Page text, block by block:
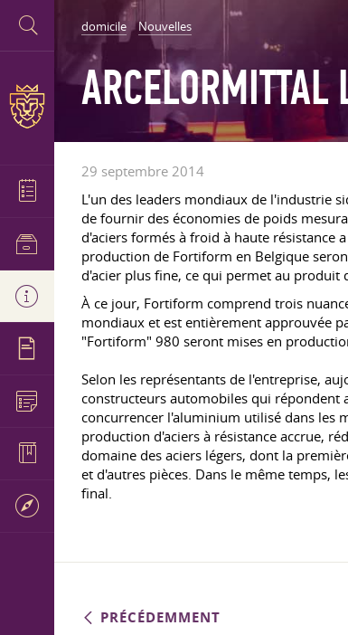
domicile Nouvelles
ARCELORMITTAL
29 septembre 2014
L'un des leaders mondiaux de l'industrie
de fournir des économies de poids
d'aciers formés à froid à haute résistance
production de Fortiform en Belgique
d'acier plus fine, ce qui permet au produit
À ce jour, Fortiform comprend trois
mondiaux et est entièrement approuvée
"Fortiform" 980 seront mises en
Selon les représentants de l'entreprise,
constructeurs automobiles qui répondent
concurrencer l'aluminium utilisé dans les
production d'aciers à résistance accrue,
domaine des aciers légers, dont la
et d'autres pièces. Dans le même temps,
final.
PRÉCÉDEMMENT